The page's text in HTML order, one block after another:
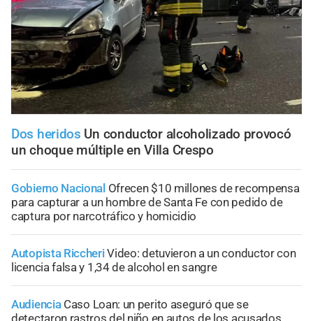
Dos heridos Un conductor alcoholizado provocó
un choque múltiple en Villa Crespo
Gobierno Nacional Ofrecen $10 millones de recompensa
para capturar a un hombre de Santa Fe con pedido de
captura por narcotráfico y homicidio
Autopista RiccheriVideo: detuvieron a un conductor con
licencia falsa y 1,34 de alcohol en sangre
Audiencia Caso Loan: un perito aseguró que se
detectaron rastros del niño en autos de los acusados